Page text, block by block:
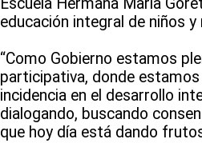
Escuela Hermana María
educación integral de niños
“Como Gobierno estamos
participativa, donde
incidencia en el desarrollo
dialogando, buscando
que hoy día está dando